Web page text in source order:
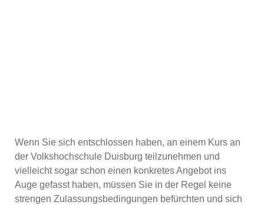
Wenn Sie sich entschlossen haben, an einem Kurs an
der Volkshochschule Duisburg teilzunehmen und
vielleicht sogar schon einen konkretes Angebot ins
Auge gefasst haben, müssen Sie in der Regel keine
strengen Zulassungsbedingungen befürchten und sich